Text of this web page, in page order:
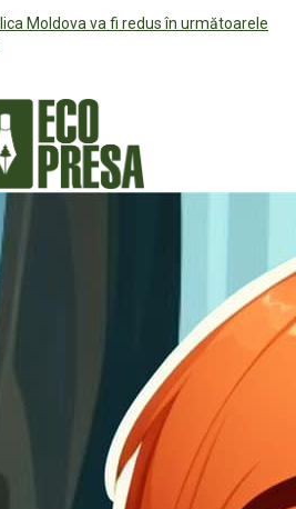
Moldova va fi redus în următoarele